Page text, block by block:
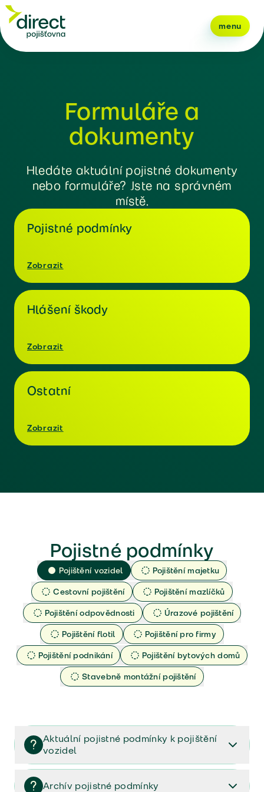
menu
Formuláře a
dokumenty
Hledáte aktuální pojistné dokumenty
nebo formuláře? Jste na správném
místě.
Pojistné podmínky
Zobrazit
Hlášení škody
Zobrazit
Ostatní
Zobrazit
Pojistné podmínky
Pojištění vozidel
Pojištění majetku
Cestovní pojištění
Pojištění mazlíčků
Pojištění odpovědnosti
Úrazové pojištění
Pojištění flotil
Pojištění pro firmy
Pojištění podnikání
Pojištění bytových domů
Stavebně montážní pojištění
Aktuální pojistné podmínky k pojištění
vozidel
Pojištění vozidel/Pojistné podmínky a vše důležité ke
smlouvě (PDF)
Archív pojistné podmínky